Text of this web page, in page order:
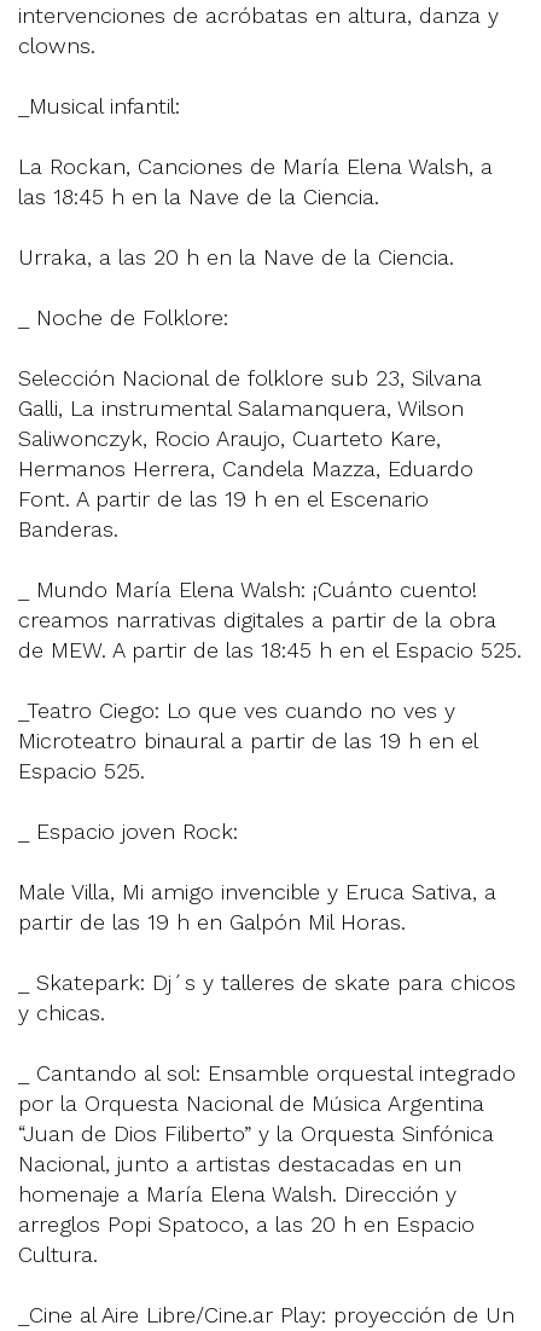
intervenciones de acróbatas en altura, danza y
clowns.
_Musical infantil:
La Rockan, Canciones de María Elena Walsh, a
las 18:45 h en la Nave de la Ciencia.
Urraka, a las 20 h en la Nave de la Ciencia.
_ Noche de Folklore:
Selección Nacional de folklore sub 23, Silvana
Galli, La instrumental Salamanquera, Wilson
Saliwonczyk, Rocio Araujo, Cuarteto Kare,
Hermanos Herrera, Candela Mazza, Eduardo
Font. A partir de las 19 h en el Escenario
Banderas.
_ Mundo María Elena Walsh: ¡Cuánto cuento!
creamos narrativas digitales a partir de la obra
de MEW. A partir de las 18:45 h en el Espacio 525.
_Teatro Ciego: Lo que ves cuando no ves y
Microteatro binaural a partir de las 19 h en el
Espacio 525.
_ Espacio joven Rock:
Male Villa, Mi amigo invencible y Eruca Sativa, a
partir de las 19 h en Galpón Mil Horas.
_ Skatepark: Dj´s y talleres de skate para chicos
y chicas.
_ Cantando al sol: Ensamble orquestal integrado
por la Orquesta Nacional de Música Argentina
“Juan de Dios Filiberto” y la Orquesta Sinfónica
Nacional, junto a artistas destacadas en un
homenaje a María Elena Walsh. Dirección y
arreglos Popi Spatoco, a las 20 h en Espacio
Cultura.
_Cine al Aire Libre/Cine.ar Play: proyección de Un